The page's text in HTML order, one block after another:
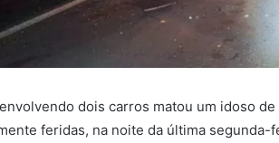
dois carros matou um idoso
feridas, na noite da última